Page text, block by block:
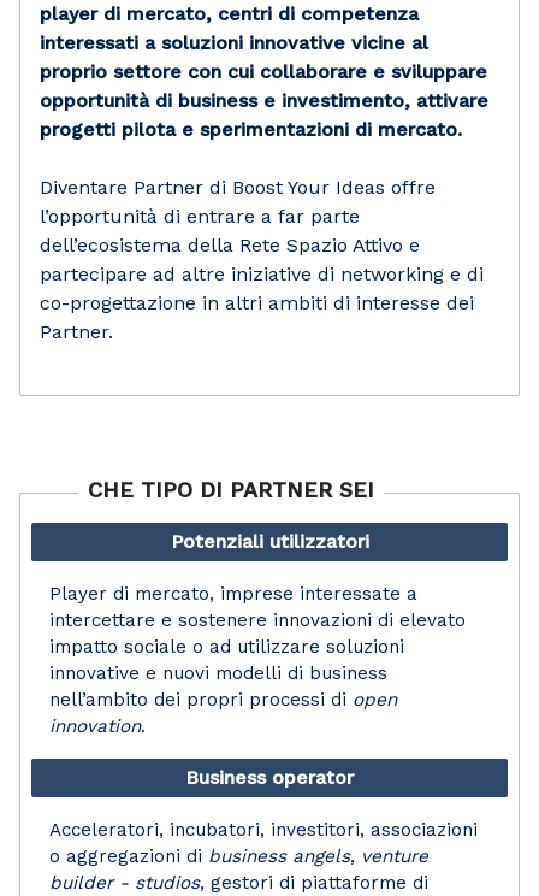
player di mercato, centri di competenza
interessati a soluzioni innovative vicine al
proprio settore con cui collaborare e sviluppare
opportunità di business e investimento, attivare
progetti pilota e sperimentazioni di mercato.
Diventare Partner di Boost Your Ideas offre
l’opportunità di entrare a far parte
dell’ecosistema della Rete Spazio Attivo e
partecipare ad altre iniziative di networking e di
co-progettazione in altri ambiti di interesse dei
Partner.
CHE TIPO DI PARTNER SEI
Potenziali utilizzatori
Player di mercato, imprese interessate a
intercettare e sostenere innovazioni di elevato
impatto sociale o ad utilizzare soluzioni
innovative e nuovi modelli di business
nell’ambito dei propri processi di open
innovation.
Business operator
Acceleratori, incubatori, investitori, associazioni
o aggregazioni di business angels, venture
builder - studios, gestori di piattaforme di